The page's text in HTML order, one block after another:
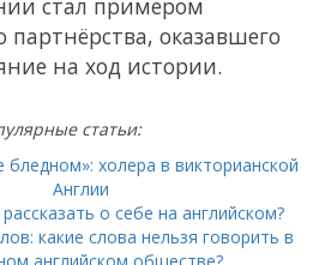
партнёрства, оказавшего
на ход истории.
статьи:
бледном»: холера в викторианской
Англии
о себе на английском?
какие слова нельзя говорить в
английском обществе?